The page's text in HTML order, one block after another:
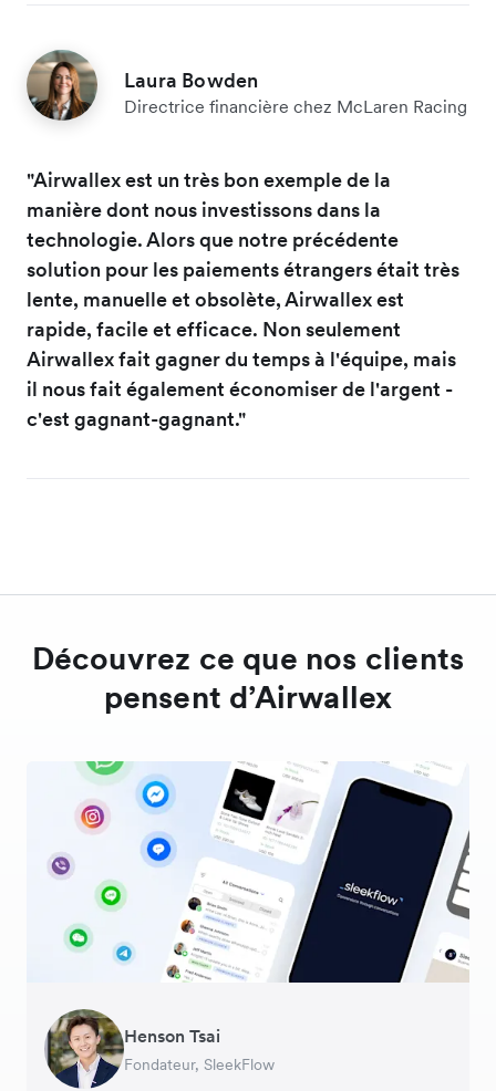
Laura Bowden
Directrice financière chez McLaren Racing
"Airwallex est un très bon exemple de la
manière dont nous investissons dans la
technologie. Alors que notre précédente
solution pour les paiements étrangers était très
lente, manuelle et obsolète, Airwallex est
rapide, facile et efficace. Non seulement
Airwallex fait gagner du temps à l'équipe, mais
il nous fait également économiser de l'argent -
c'est gagnant-gagnant."
Découvrez ce que nos clients
pensent d’Airwallex
Henson Tsai
Fondateur, SleekFlow
Sarah Chang
Co-fondatrice & COO, Forkast.News
George van Dyck
Technologique
Murray Kester
PDG, Cosmetics Now – eCommerce
Warren Durling
Digitale
Andrew Ford and Rosa-Clare Willis
Co-fondateurs, Crockd – eCommerce